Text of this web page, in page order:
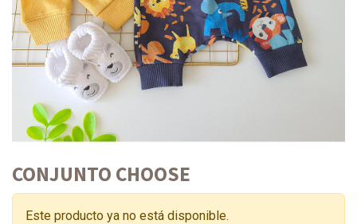
CONJUNTO CHOOSE
Este producto ya no está disponible.